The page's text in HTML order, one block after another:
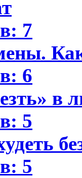
7
6
в
5
5